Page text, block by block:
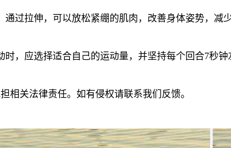
过拉伸，可以放松紧绷的肌肉，改善身体姿势，减
，应选择适合自己的运动量，并坚持每个回合7秒
相关法律责任。如有侵权请联系我们反馈。